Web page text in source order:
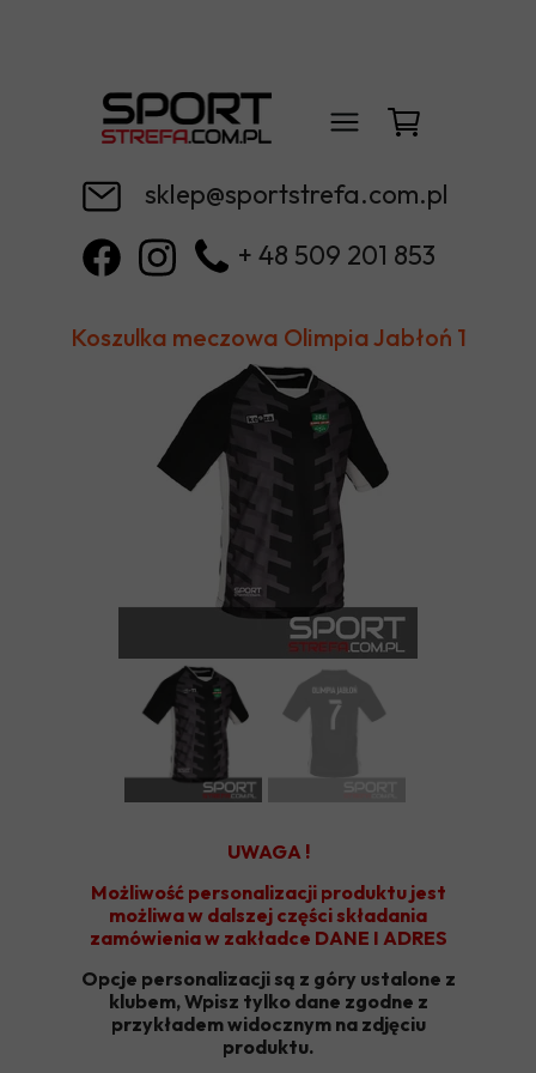
sklep@sportstrefa.com.pl
+ 48 509 201 853
UWAGA !
Możliwość personalizacji produktu jest
możliwa w dalszej części składania
zamówienia w zakładce DANE I ADRES
Opcje personalizacji są z góry ustalone z
klubem, Wpisz tylko dane zgodne z
przykładem widocznym na zdjęciu
produktu.
Koszulka meczowa Olimpia Jabłoń 1